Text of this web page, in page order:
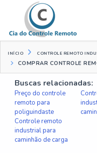
INÍCIO CONTROLE REMOTO
COMPRAR CONTROLE
Buscas relacionadas:
Preço do controle
remoto para
poliguindaste
Controle remoto
industrial para
caminhão de carga